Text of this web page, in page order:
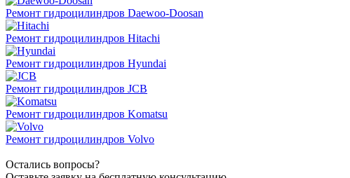
Ремонт гидроцилиндров Daewoo-Doosan
Ремонт гидроцилиндров Hitachi
Ремонт гидроцилиндров Hyundai
Ремонт гидроцилиндров JCB
Ремонт гидроцилиндров Komatsu
Ремонт гидроцилиндров Volvo
Остались вопросы?